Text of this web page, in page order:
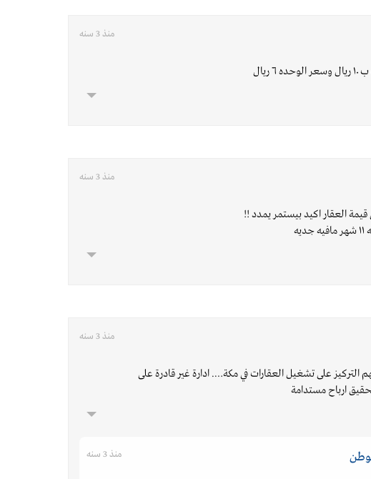
منذ 3 سنه
منذ 3 سنه
العقار اكيد بيستمر يمدد !!
منذ 3 سنه
التركيز على تشغيل العقارات في مكة…. ادارة غير قادرة على
ارباح مستدامة
منذ 3 سنه